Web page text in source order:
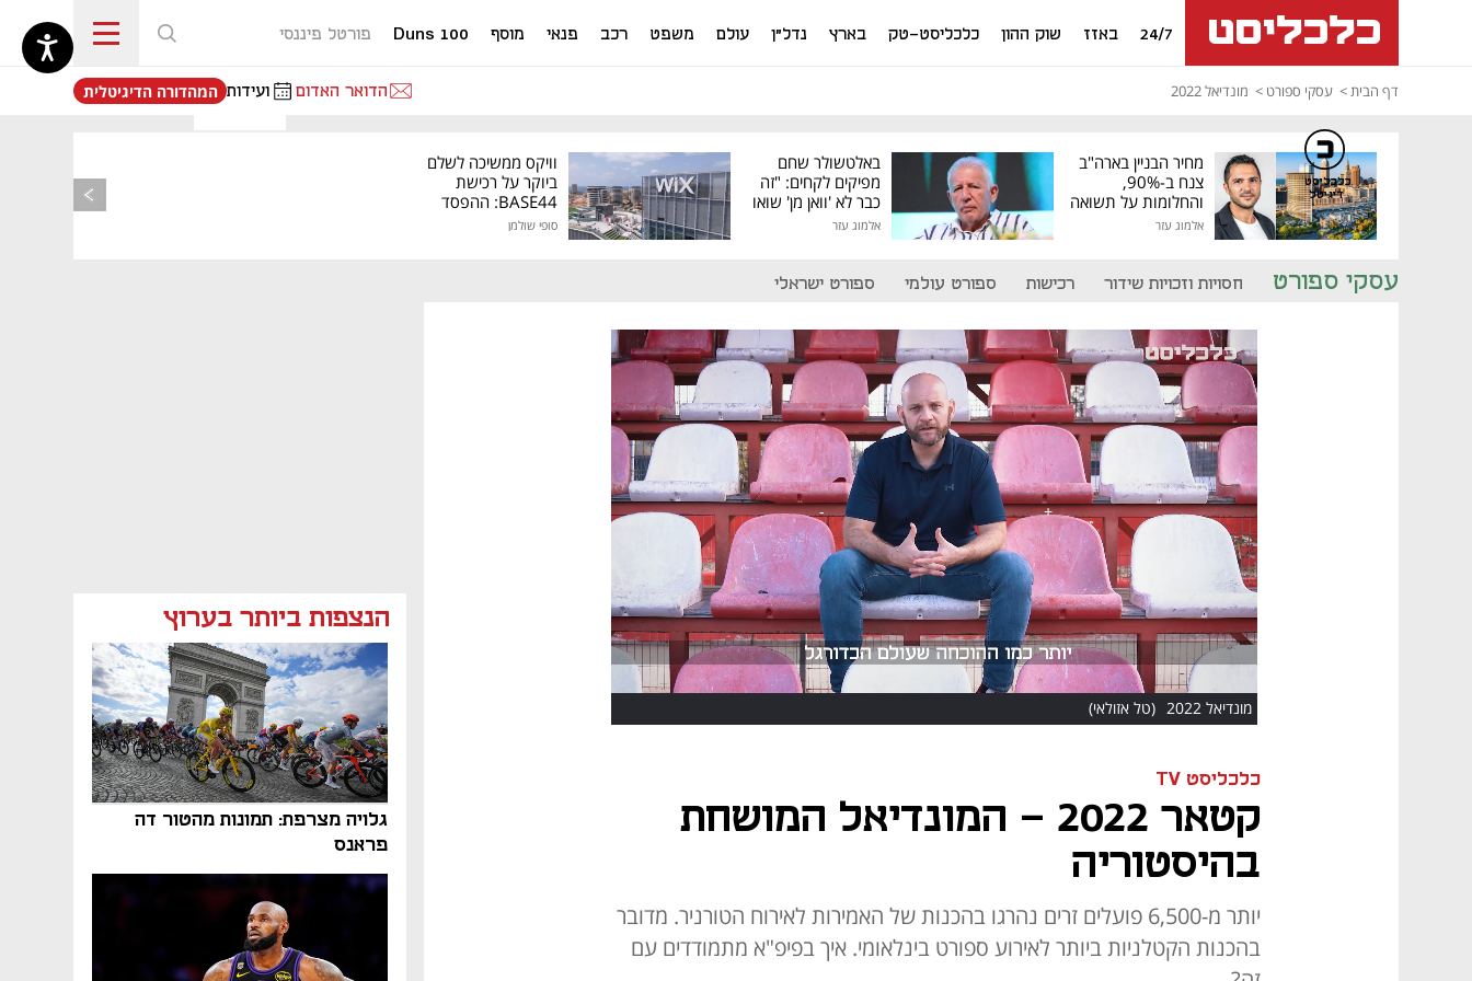
24/7 באזז שוק ההון כלכליסט-טק בארץ נדל"ן עולם משפט רכב פנאי מוסף Duns 100 פורטל פיננסי
דף הבית עסקי ספורט מונדיאל 2022 הדואר האדום ועידות
נפתח בכרטיסייה חדשה
המהדורה הדיגיטלית
מחיר הבניין בארה"ב
צנח ב-90%,
והחלומות על תשואה
גבוהה התנפצו
אלמוג עזר
באלטשולר שחם
מפיקים לקחים: "זה
כבר לא 'וואן מן' שואו
של גילעד"
אלמוג עזר
וויקס ממשיכה לשלם
ביוקר על רכישת
BASE44: ההפסד
סופי שולמן
עסקי ספורט חסויות וזכויות שידור רכישות ספורט עולמי ספורט ישראלי
הנצפות ביותר בערוץ
גלויה מצרפת: תמונות מהטור דה
פראנס
HD
מונדיאל 2022 (טל אזולאי)
כלכליסט
דיגיטל
כלכליסט TV
קטאר 2022 - המונדיאל המושחת
בהיסטוריה
יותר מ-6,500 פועלים זרים נהרגו בהכנות של האמירות לאירוח הטורניר. מדובר
בהכנות הקטלניות ביותר לאירוע ספורט בינלאומי. איך בפיפ"א מתמודדים עם